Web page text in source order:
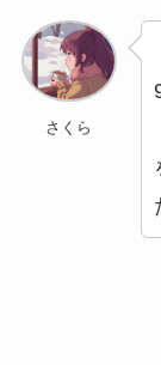
さくら